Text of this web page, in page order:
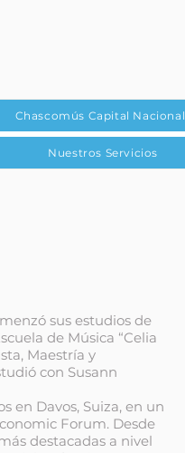
Chascomús Capital Nacional
Nuestros Servicios
sus estudios de
de Música “Celia
Maestría y
con Susann
en Davos, Suiza, en un
Forum. Desde
destacadas a nivel